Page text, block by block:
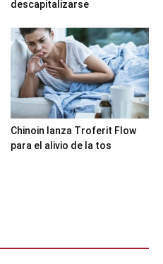
descapitalizarse
Chinoin lanza Troferit Flow
para el alivio de la tos